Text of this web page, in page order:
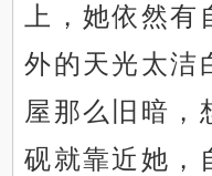
上，她依然
外的天光太洁
屋那么旧暗，
砚就靠近她，